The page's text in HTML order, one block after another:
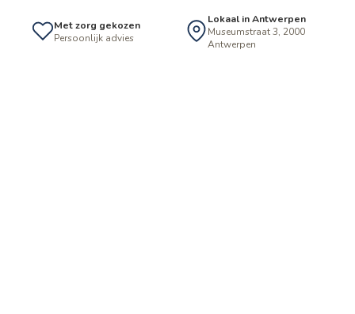
Met zorg gekozen
Persoonlijk advies
Lokaal in Antwerpen
Museumstraat 3, 2000
Antwerpen